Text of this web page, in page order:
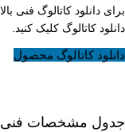
دانلود کاتالوگ کلیک کنید.
دانلود کاتالوگ محصول
جدول مشخصات فنی